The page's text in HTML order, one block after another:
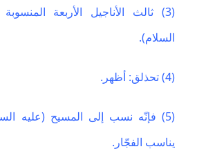
(3) ثالث الأناجيل الأربعة
السلام).
(4) تحذلق: أظهر.
(5) فإنّه نسب إلى المسيح (عليه
يناسب الفجّار.